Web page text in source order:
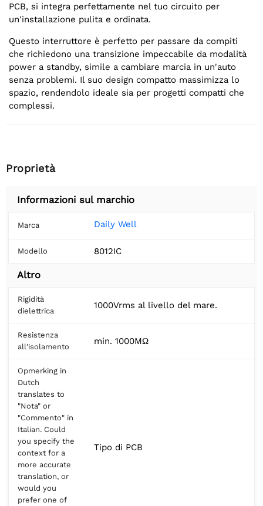
PCB, si integra perfettamente nel tuo circuito per
un'installazione pulita e ordinata.
Questo interruttore è perfetto per passare da compiti
che richiedono una transizione impeccabile da modalità
power a standby, simile a cambiare marcia in un'auto
senza problemi. Il suo design compatto massimizza lo
spazio, rendendolo ideale sia per progetti compatti che
complessi.
Proprietà
Informazioni sul marchio
Marca Daily Well
Modello 8012IC
Altro
Rigidità
dielettrica
1000Vrms al livello del mare.
Resistenza
all'isolamento
min. 1000MΩ
Opmerking in
Dutch
translates to
"Nota" or
"Commento" in
Italian. Could
you specify the
context for a
more accurate
translation, or
would you
prefer one of
Tipo di PCB